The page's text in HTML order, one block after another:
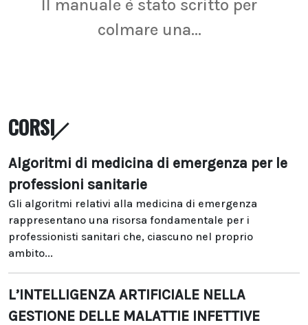
Il manuale è stato scritto per
colmare una...
CORSI
Algoritmi di medicina di emergenza per le
professioni sanitarie
Gli algoritmi relativi alla medicina di emergenza
rappresentano una risorsa fondamentale per i
professionisti sanitari che, ciascuno nel proprio
ambito...
L’INTELLIGENZA ARTIFICIALE NELLA
GESTIONE DELLE MALATTIE INFETTIVE